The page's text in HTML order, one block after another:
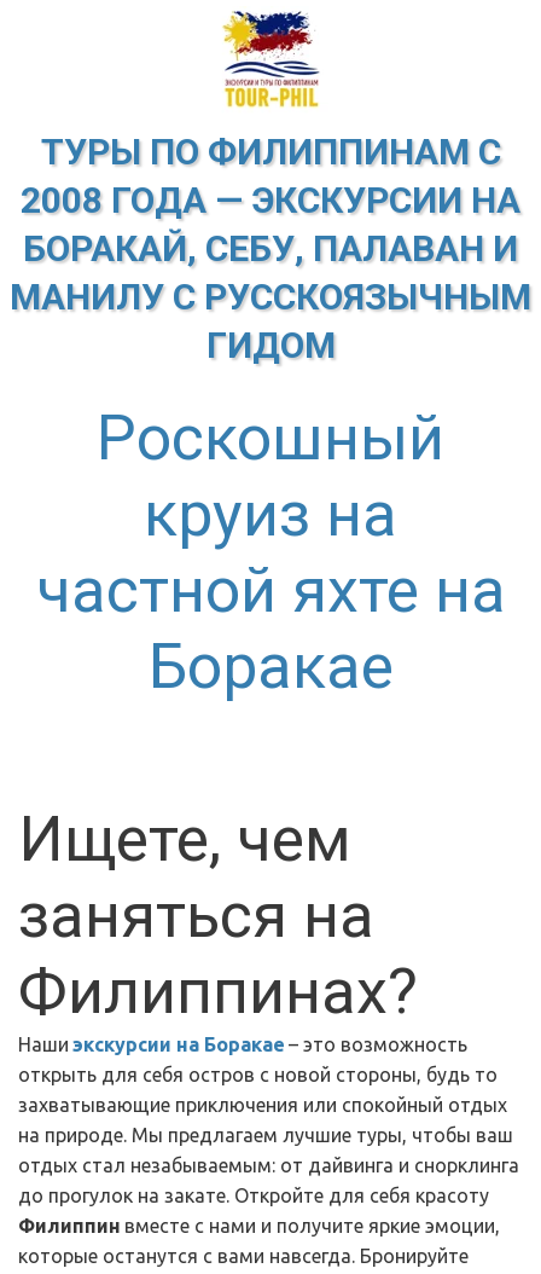
ТУРЫ ПО ФИЛИППИНАМ С
2008 ГОДА — ЭКСКУРСИИ НА
БОРАКАЙ, СЕБУ, ПАЛАВАН И
МАНИЛУ С РУССКОЯЗЫЧНЫМ
ГИДОМ
Роскошный
круиз на
частной яхте на
Боракае
Ищете, чем
заняться на
Филиппинах?
Наши экскурсии на Боракае – это возможность
открыть для себя остров с новой стороны, будь то
захватывающие приключения или спокойный отдых
на природе. Мы предлагаем лучшие туры, чтобы ваш
отдых стал незабываемым: от дайвинга и снорклинга
Филиппин вместе с нами и получите яркие эмоции,